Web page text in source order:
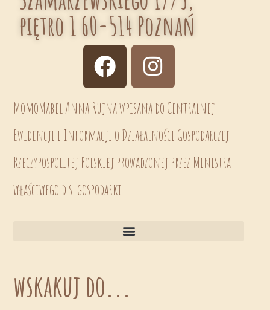
piętro 1 60-514 Poznań
MomoMabel Anna Rujna wpisana do Centralnej
Ewidencji i Informacji o Działalności Gospodarczej
Rzeczypospolitej Polskiej prowadzonej przez Ministra
właściwego d.s. gospodarki.
wskakuj do...